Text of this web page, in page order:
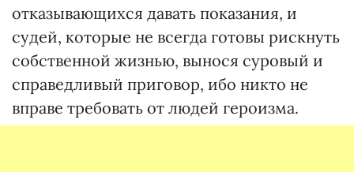
отказывающихся давать показания, и
судей, которые не всегда готовы рискнуть
собственной жизнью, вынося суровый и
справедливый приговор, ибо никто не
вправе требовать от людей героизма.